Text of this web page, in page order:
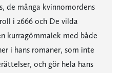
de många kvinnomordens
i 2666 och De vilda
kurragömmalek med både
i hans romaner, som inte
och gör hela hans